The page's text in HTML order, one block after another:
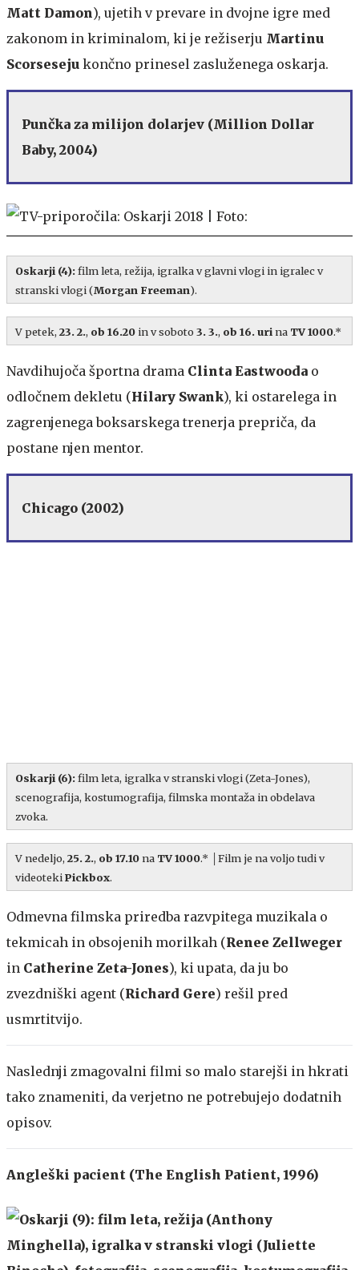
Matt Damon), ujetih v prevare in dvojne igre med
zakonom in kriminalom, ki je režiserju Martinu
Scorseseju končno prinesel zasluženega oskarja.
Punčka za milijon dolarjev (Million Dollar
Baby, 2004)
Oskarji (4):film leta, režija, igralka v glavni vlogi in igralec v
stranski vlogi (Morgan Freeman).
V petek, 23. 2., ob 16.20 in v soboto 3. 3., ob 16. urina TV 1000.*
Navdihujoča športna drama Clinta Eastwooda o
odločnem dekletu (Hilary Swank), ki ostarelega in
zagrenjenega boksarskega trenerja prepriča, da
postane njen mentor.
Chicago (2002)
Oskarji (6):film leta, igralka v stranski vlogi (Zeta-Jones),
scenografija, kostumografija, filmska montaža in obdelava
zvoka.
V nedeljo, 25. 2., ob 17.10na TV 1000.* Film je na voljo tudiv
videotekiPickbox.
Odmevna filmska priredba razvpitega muzikala o
tekmicah in obsojenih morilkah (Renee Zellweger
in Catherine Zeta-Jones), ki upata, da ju bo
zvezdniški agent (Richard Gere) rešil pred
usmrtitvijo.
Naslednji zmagovalni filmi so malo starejši in hkrati
tako znameniti, da verjetno ne potrebujejo dodatnih
opisov.
Angleški pacient (The English Patient, 1996)